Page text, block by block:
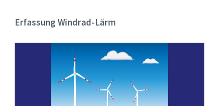
Erfassung Windrad-Lärm